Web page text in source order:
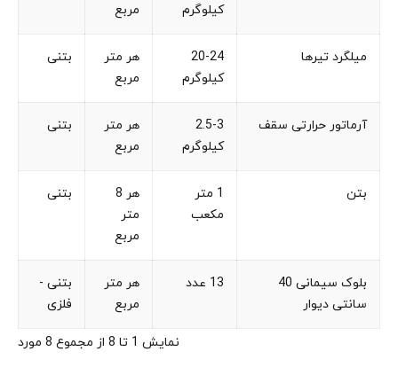
کیلوگرم
مربع
میلگرد تیرها
20-24
کیلوگرم
هر متر
مربع
بتنی
آرماتور حرارتی سقف
2.5-3
کیلوگرم
هر متر
مربع
بتنی
بتن
1 متر
مکعب
هر 8
متر
مربع
بتنی
بلوک سیمانی 40
سانتی دیوار
13 عدد
هر متر
مربع
بتنی -
فلزی
نمایش 1 تا 8 از مجموع 8 مورد